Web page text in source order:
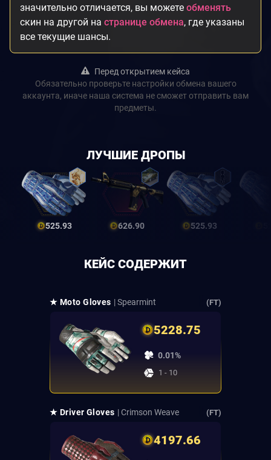
значительно отличается, вы можете обменять
скин на другой на странице обмена, где указаны
все текущие шансы.
Перед открытием кейса
Обязательно проверьте настройки обмена вашего
аккаунта, иначе наша система не сможет отправить вам
предметы.
ЛУЧШИЕ ДРОПЫ
525.93 626.90 525.93
КЕЙС СОДЕРЖИТ
★ Moto Gloves | Spearmint (FT)
5228.75
0.01%
1 - 10
★ Driver Gloves | Crimson Weave (FT)
4197.66